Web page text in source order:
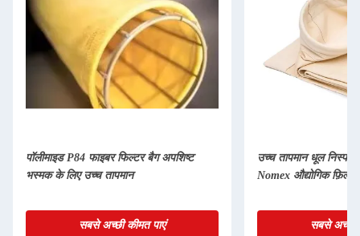
पॉलीमाइड P84 फाइबर फिल्टर बैग अपशिष्ट
भस्मक के लिए उच्च तापमान
सबसे अच्छी कीमत पाएं
उच्च तापमान धूल
Nomex औद्योगिक
सबसे अच्छी